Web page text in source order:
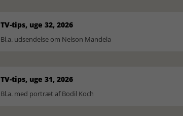
TV-tips, uge 32, 2026
Bl.a. udsendelse om Nelson Mandela
TV-tips, uge 31, 2026
Bl.a. med portræt af Bodil Koch